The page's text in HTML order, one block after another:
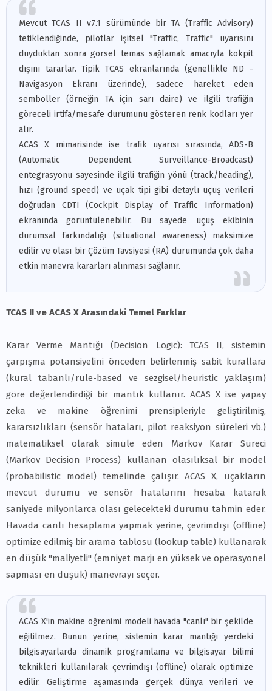
Mevcut TCAS II v7.1 sürümünde bir TA (Traffic Advisory)
tetiklendiğinde, pilotlar işitsel "Traffic, Traffic" uyarısını
duyduktan sonra görsel temas sağlamak amacıyla kokpit
dışını tararlar. Tipik TCAS ekranlarında (genellikle ND -
Navigasyon Ekranı üzerinde), sadece hareket eden
semboller (örneğin TA için sarı daire) ve ilgili trafiğin
göreceli irtifa/mesafe durumunu gösteren renk kodları yer
alır.
ACAS X mimarisinde ise trafik uyarısı sırasında, ADS-B
(Automatic Dependent Surveillance-Broadcast)
entegrasyonu sayesinde ilgili trafiğin yönü (track/heading),
hızı (ground speed) ve uçak tipi gibi detaylı uçuş verileri
doğrudan CDTI (Cockpit Display of Traffic Information)
ekranında görüntülenebilir. Bu sayede uçuş ekibinin
durumsal farkındalığı (situational awareness) maksimize
edilir ve olası bir Çözüm Tavsiyesi (RA) durumunda çok daha
etkin manevra kararları alınması sağlanır.
TCAS II ve ACAS X Arasındaki Temel Farklar
Karar Verme Mantığı (Decision Logic): TCAS II, sistemin
çarpışma potansiyelini önceden belirlenmiş sabit kurallara
(kural tabanlı/rule-based ve sezgisel/heuristic yaklaşım)
göre değerlendirdiği bir mantık kullanır. ACAS X ise yapay
zeka ve makine öğrenimi prensipleriyle geliştirilmiş,
kararsızlıkları (sensör hataları, pilot reaksiyon süreleri vb.)
matematiksel olarak simüle eden Markov Karar Süreci
(Markov Decision Process) kullanan olasılıksal bir model
(probabilistic model) temelinde çalışır. ACAS X, uçakların
mevcut durumu ve sensör hatalarını hesaba katarak
saniyede milyonlarca olası gelecekteki durumu tahmin eder.
Havada canlı hesaplama yapmak yerine, çevrimdışı (offline)
optimize edilmiş bir arama tablosu (lookup table) kullanarak
en düşük "maliyetli" (emniyet marjı en yüksek ve operasyonel
sapması en düşük) manevrayı seçer.
ACAS X'in makine öğrenimi modeli havada "canlı" bir şekilde
eğitilmez. Bunun yerine, sistemin karar mantığı yerdeki
bilgisayarlarda dinamik programlama ve bilgisayar bilimi
teknikleri kullanılarak çevrimdışı (offline) olarak optimize
edilir. Geliştirme aşamasında gerçek dünya verileri ve